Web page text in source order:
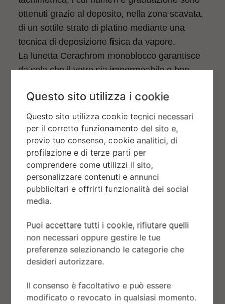
ottenuti grazie al deposito, nella zona scavata,
di un sottile strato di platino mediante una
tecnica di deposizione fisica da vapore.
La lunetta Cerachrom monoblocco garantisce
da sola che il vetro sia impermeabile e ben
Platino
Questo sito utilizza i cookie
Questo sito utilizza cookie tecnici necessari
per il corretto funzionamento del sito e,
previo tuo consenso, cookie analitici, di
profilazione e di terze parti per
comprendere come utilizzi il sito,
personalizzare contenuti e annunci
pubblicitari e offrirti funzionalità dei social
media.
Puoi accettare tutti i cookie, rifiutare quelli
non necessari oppure gestire le tue
preferenze selezionando le categorie che
desideri autorizzare.
Il consenso è facoltativo e può essere
modificato o revocato in qualsiasi momento.